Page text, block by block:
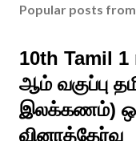
Popular posts
10th Tamil
ஆம் வகுப்பு
இலக்கணம்)
வினாத்தேர்வு